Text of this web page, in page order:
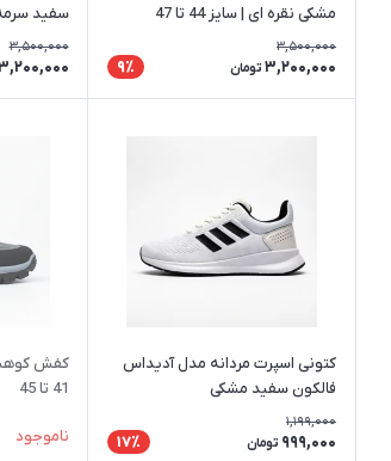
مشکی نقره ای | سایز 44 تا 47
3,500,000
3,200,000 تومان 9٪
سفید سرمه‌ای
3,500,000
کتونی اسپرت مردانه مدل آدیداس
فالکون سفید مشکی
1,199,000
999,000 تومان 17٪
41 تا 45
ناموجود